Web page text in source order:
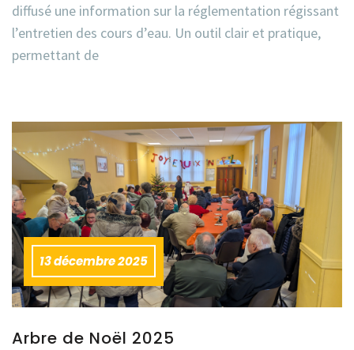
diffusé une information sur la réglementation régissant
l’entretien des cours d’eau. Un outil clair et pratique,
permettant de
13 décembre 2025
Arbre de Noël 2025